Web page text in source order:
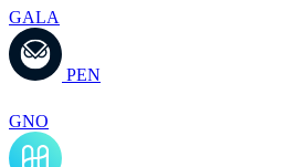
GALA
PEN
GNO